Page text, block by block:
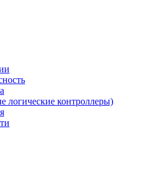
контроллеры)